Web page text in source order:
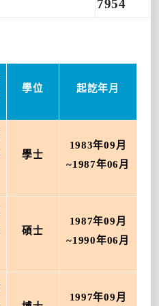
7954
學位 起訖年月
學士
1983年09 月
~1987年06 月
碩士
1987年09 月
~1990年06 月
1997年09 月